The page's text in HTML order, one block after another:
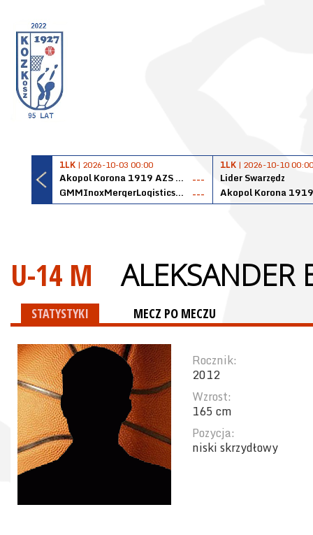
1LK | 2026-10-03 00:00
Akopol Korona 1919 AZS PK Kraków
---
GMMInoxMergerLogisticsPanteryŁańcut
---
1LK | 2026-10-10 00:00
Lider Swarzędz
U-14 M ALEKSANDER
STATYSTYKI MECZ PO MECZU
Rocznik:
2012
Wzrost:
165 cm
Pozycja:
niski skrzydłowy